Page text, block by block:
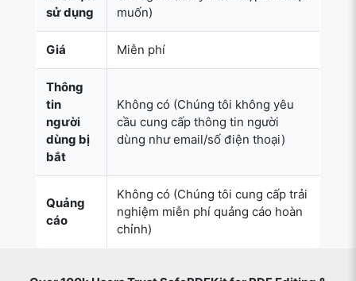
Thông
tin
người
dùng bị
bắt
Không có (Chúng tôi không yêu
cầu cung cấp thông tin người
dùng như email/số điện thoại)
Quảng
cáo
Không có (Chúng tôi cung cấp trải
nghiệm miễn phí quảng cáo hoàn
Over 100k Users Trust SafePDFKit for PDF Editing &
Management